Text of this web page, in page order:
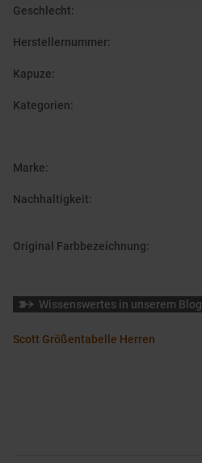
Geschlecht:
Herstellernummer:
Kapuze:
Kategorien:
Marke:
Nachhaltigkeit:
Original Farbbezeichnung:
Wissenswertes in unserem Blog
Scott Größentabelle Herren